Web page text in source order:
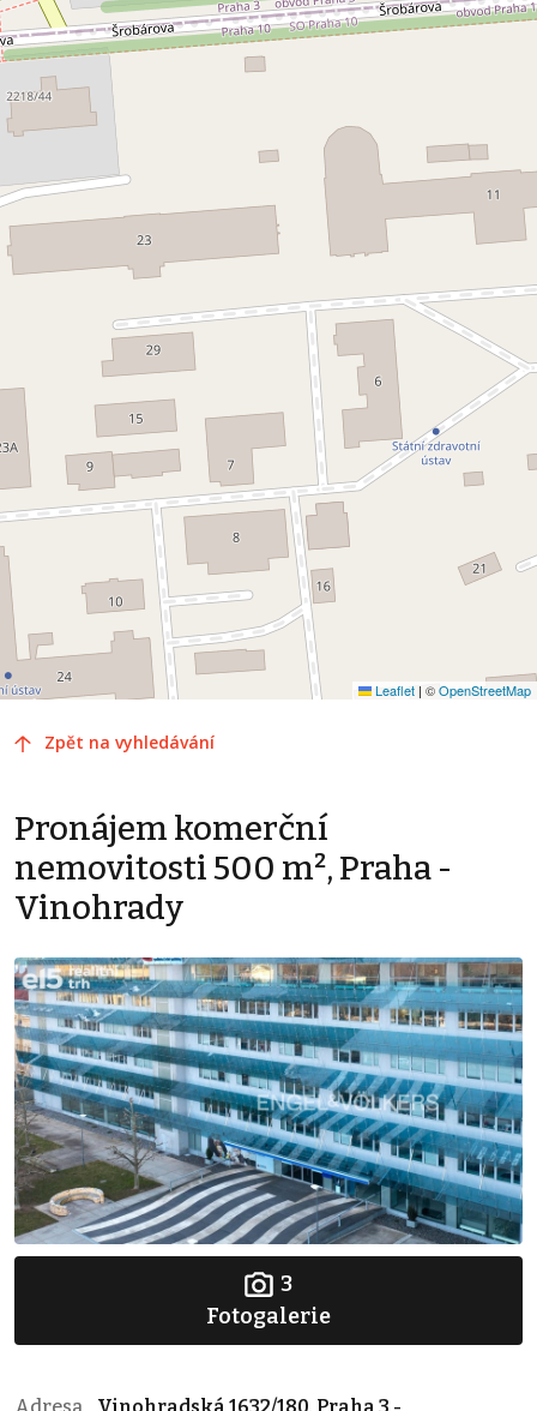
Leaflet | ©OpenStreetMap
Zpět na vyhledávání
Pronájem komerční
nemovitosti 500 m², Praha -
Vinohrady
3
Fotogalerie
Adresa
Vinohradská 1632/180, Praha 3 -